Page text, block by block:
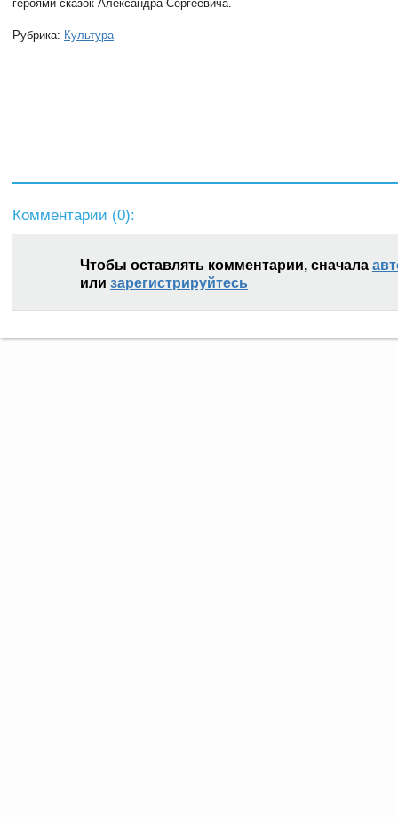
героями сказок Александра Сергеевича.
Рубрика: Культура
Комментарии (0):
Чтобы оставлять комментарии, сначала
или зарегистрируйтесь